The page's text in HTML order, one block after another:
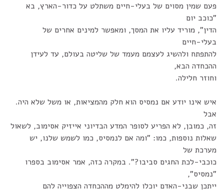
פעם שמין מסוים של בעלי-חיים משתלט על כדור-הארץ, בא
"כוכב יום
הדין", מוריד עליו את המסך, ומאפשר למינים אחרים של
בעלי-חיים
להתפתח ולהשיג לעצמם מעמד של שליטה בעולם, עד לעידן
ההכחדה הבא,
וחוזר חלילה.
איש אינו יודע אם נמסיס הוא חלק מהמציאות, או משל שלא היה.
אבל
זה, כמובן, לא הפריע לסופר המדע הבדיוני אייזיק אסימוב, לשאול
שאלות נוספות, כמו: "ומה אם לנמסיס, כמו לשמש שלנו, יש
מערכת של
כוכבי-לכת החגים סביבו?". במקרה כזה, אמר אסימוב בספרו
"נמסיס",
ייתכן שבני-האדם יוכלו להימלט מההכחדה הצפוייה להם